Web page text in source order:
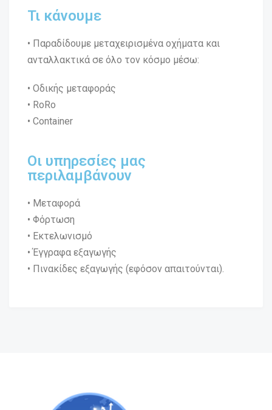
Τι κάνουμε
• Παραδίδουμε μεταχειρισμένα οχήματα και
ανταλλακτικά σε όλο τον κόσμο μέσω:
• Οδικής μεταφοράς
• RoRo
• Container
Οι υπηρεσίες μας
περιλαμβάνουν
• Μεταφορά
• Φόρτωση
• Εκτελωνισμό
• Έγγραφα εξαγωγής
• Πινακίδες εξαγωγής (εφόσον απαιτούνται).